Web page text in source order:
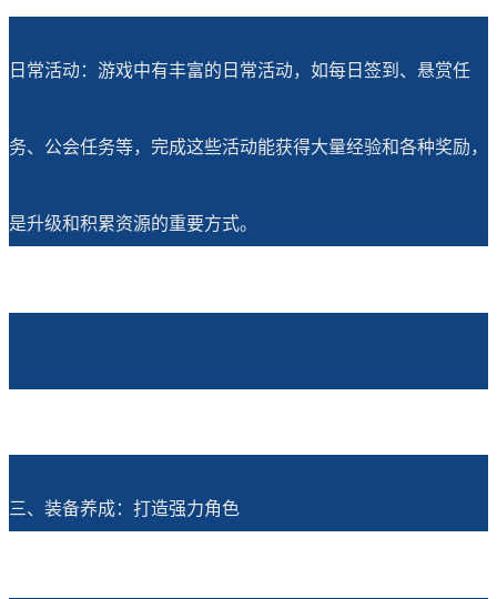
日常活动：游戏中有丰富的日常活动，如每日签到、悬赏任
务、公会任务等，完成这些活动能获得大量经验和各种奖励，
是升级和积累资源的重要方式。
三、装备养成：打造强力角色